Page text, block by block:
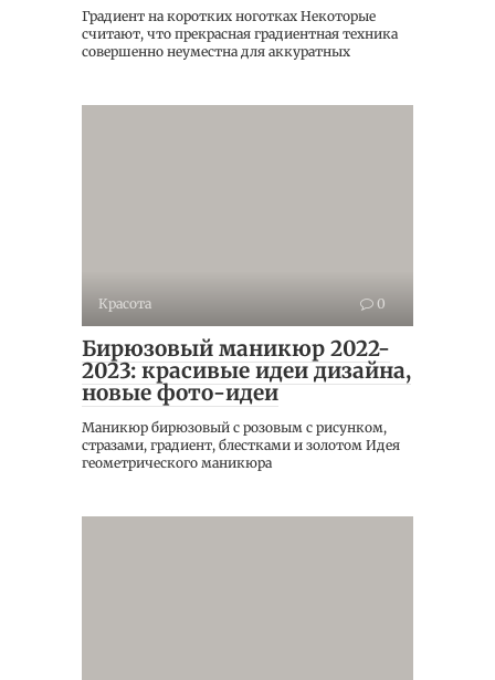
Градиент на коротких ноготках Некоторые
считают, что прекрасная градиентная техника
совершенно неуместна для аккуратных
Красота 0
Бирюзовый маникюр 2022-
2023: красивые идеи дизайна,
новые фото-идеи
Маникюр бирюзовый с розовым с рисунком,
стразами, градиент, блестками и золотом Идея
геометрического маникюра